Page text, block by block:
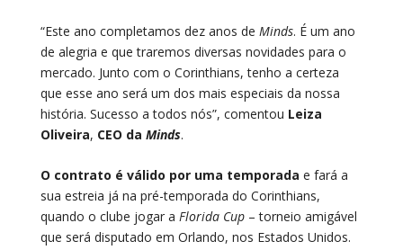
“Este ano completamos dez anos de Minds. É um ano
de alegria e que traremos diversas novidades para o
mercado. Junto com o Corinthians, tenho a certeza
que esse ano será um dos mais especiais da nossa
história. Sucesso a todos nós”, comentou Leiza
Oliveira, CEO da Minds.
O contrato é válido por uma temporada e fará a
sua estreia já na pré-temporada do Corinthians,
quando o clube jogar a Florida Cup– torneio amigável
que será disputado em Orlando, nos Estados Unidos.